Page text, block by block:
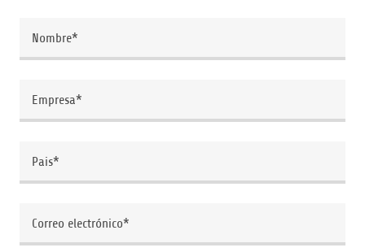
Nombre*
Empresa*
Pais*
Correo electrónico*